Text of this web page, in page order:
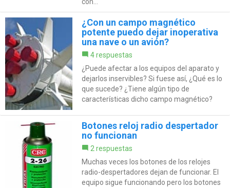
con...
¿Con un campo magnético
potente puedo dejar inoperativa
una nave o un avión?
4 respuestas
¿Puede afectar a los equipos del aparato y
dejarlos inservibles? Si fuese así, ¿Qué es lo
que sucede? ¿Tiene algún tipo de
características dicho campo magnético?
Botones reloj radio despertador
no funcionan
2 respuestas
Muchas veces los botones de los relojes
radio-despertadores dejan de funcionar. El
equipo sigue funcionando pero los botones